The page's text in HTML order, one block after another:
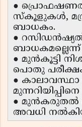
●
സ്കൂളുകൾ,
ബാധകം.
●
● മുൻകൂട്ടി
പൊതു
● കാലാവസ്ഥാ
● മുൻകരുതൽ
അവധി